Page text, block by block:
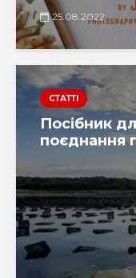
25.08.2022
СТАТТІ
Посібник
поєднання